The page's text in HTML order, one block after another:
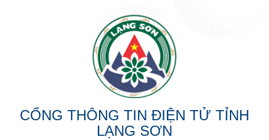
CỔNG THÔNG TIN ĐIỆN TỬ TỈNH
LẠNG SƠN